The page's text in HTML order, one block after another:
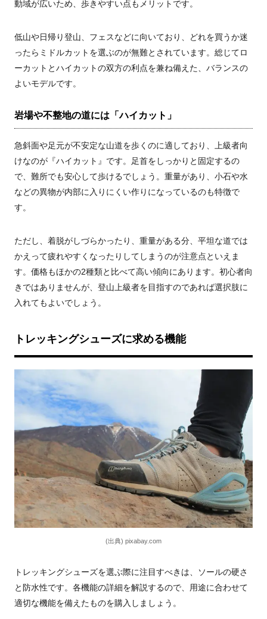
動域が広いため、歩きやすい点もメリットです。
低山や日帰り登山、フェスなどに向いており、どれを買うか迷
ったらミドルカットを選ぶのが無難とされています。総じてロ
ーカットとハイカットの双方の利点を兼ね備えた、バランスの
よいモデルです。
岩場や不整地の道には「ハイカット」
急斜面や足元が不安定な山道を歩くのに適しており、上級者向
けなのが『ハイカット』です。足首をしっかりと固定するの
で、難所でも安心して歩けるでしょう。重量があり、小石や水
などの異物が内部に入りにくい作りになっているのも特徴で
す。
ただし、着脱がしづらかったり、重量がある分、平坦な道では
かえって疲れやすくなったりしてしまうのが注意点といえま
す。価格もほかの2種類と比べて高い傾向にあります。初心者向
きではありませんが、登山上級者を目指すのであれば選択肢に
入れてもよいでしょう。
トレッキングシューズに求める機能
(出典) pixabay.com
トレッキングシューズを選ぶ際に注目すべきは、ソールの硬さ
と防水性です。各機能の詳細を解説するので、用途に合わせて
適切な機能を備えたものを購入しましょう。